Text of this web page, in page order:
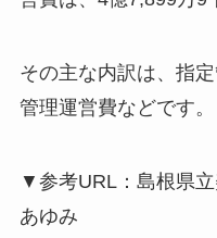
その主な内訳は、指
管理運営費などです。
▼参考URL：島根県
あゆみ